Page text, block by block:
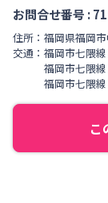
お問合せ番号 :
住所： 福岡県福岡
交通： 福岡市七隈線
福岡市七隈線
福岡市七隈線
こ